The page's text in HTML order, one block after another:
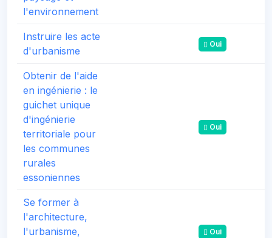
l'environnement
Instruire les acte
d'urbanisme
Oui
Obtenir de l'aide
en ingénierie : le
guichet unique
d'ingénierie
territoriale pour
les communes
rurales
essoniennes
Oui
Se former à
l'architecture,
l'urbanisme,
Oui